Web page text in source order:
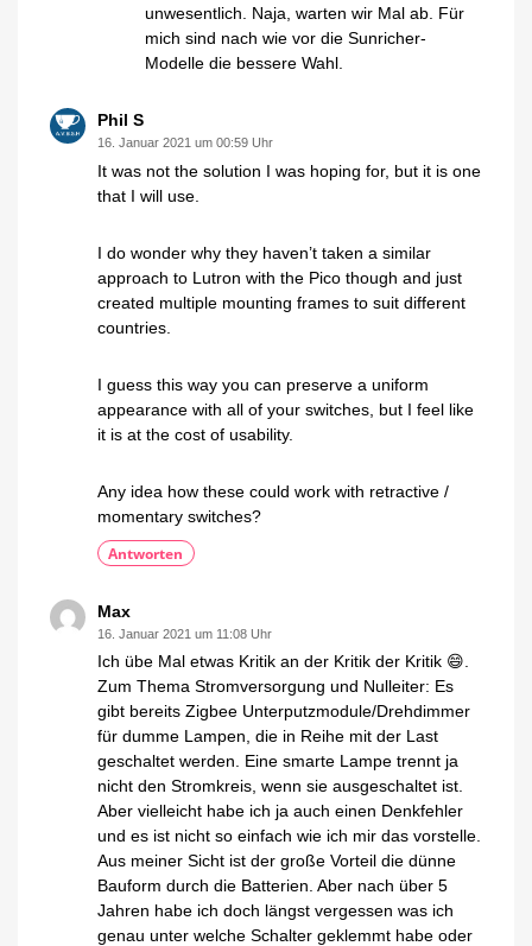
unwesentlich. Naja, warten wir Mal ab. Für
mich sind nach wie vor die Sunricher-
Modelle die bessere Wahl.
Phil S
16. Januar 2021 um 00:59 Uhr
It was not the solution I was hoping for, but it is one
that I will use.
I do wonder why they haven’t taken a similar
approach to Lutron with the Pico though and just
created multiple mounting frames to suit different
countries.
I guess this way you can preserve a uniform
appearance with all of your switches, but I feel like
it is at the cost of usability.
Any idea how these could work with retractive /
momentary switches?
Antworten
Max
16. Januar 2021 um 11:08 Uhr
Ich übe Mal etwas Kritik an der Kritik der Kritik 😄.
Zum Thema Stromversorgung und Nulleiter: Es
gibt bereits Zigbee Unterputzmodule/Drehdimmer
für dumme Lampen, die in Reihe mit der Last
geschaltet werden. Eine smarte Lampe trennt ja
nicht den Stromkreis, wenn sie ausgeschaltet ist.
Aber vielleicht habe ich ja auch einen Denkfehler
und es ist nicht so einfach wie ich mir das vorstelle.
Aus meiner Sicht ist der große Vorteil die dünne
Bauform durch die Batterien. Aber nach über 5
Jahren habe ich doch längst vergessen was ich
genau unter welche Schalter geklemmt habe oder